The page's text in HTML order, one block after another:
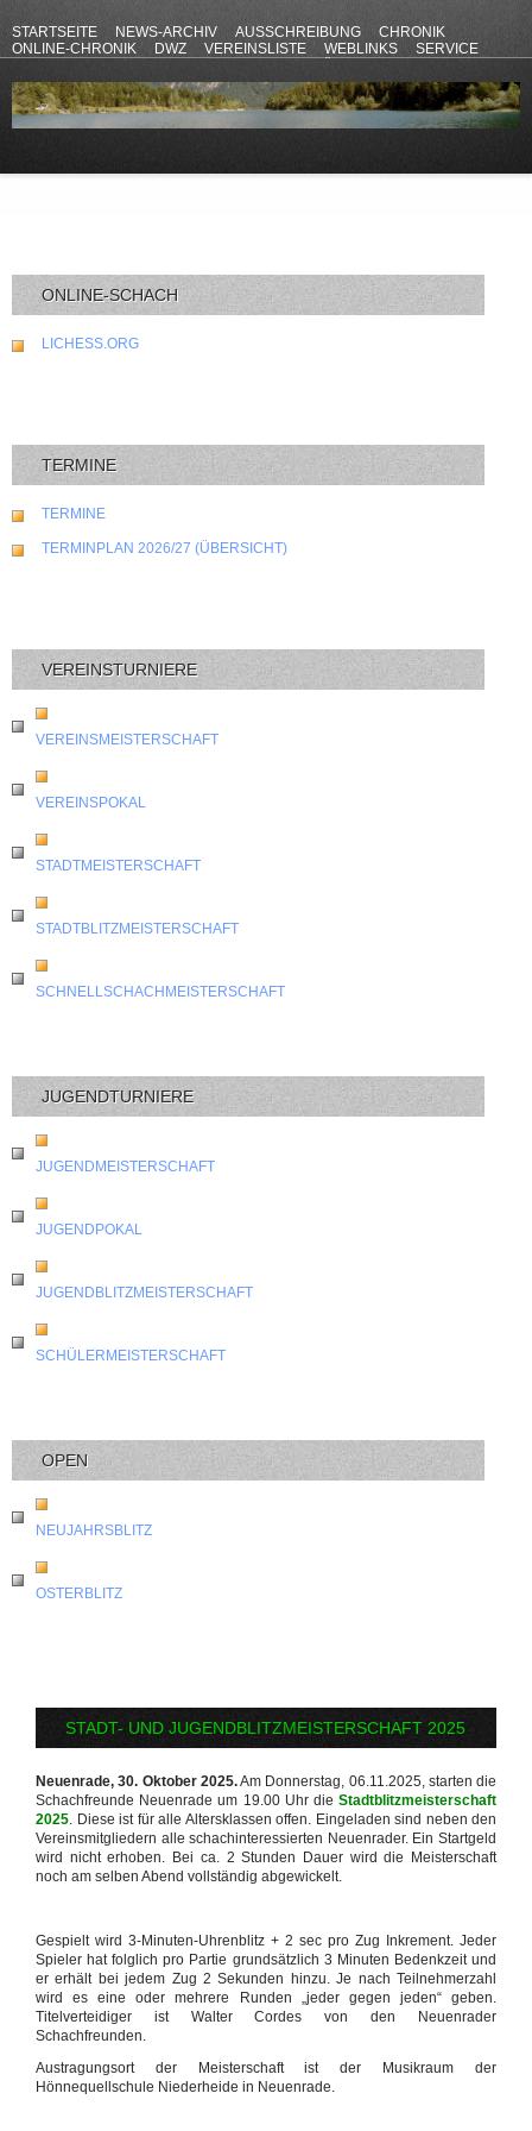
STARTSEITE NEWS-ARCHIV AUSSCHREIBUNG
CHRONIK
ONLINE-CHRONIK
DWZ VEREINSLISTE WEBLINKS
SERVICE
ONLINE-SCHACH
LICHESS.ORG
TERMINE
TERMINE
TERMINPLAN 2026/27 (ÜBERSICHT)
VEREINSTURNIERE
VEREINSMEISTERSCHAFT
VEREINSPOKAL
STADTMEISTERSCHAFT
STADTBLITZMEISTERSCHAFT
SCHNELLSCHACHMEISTERSCHAFT
JUGENDTURNIERE
JUGENDMEISTERSCHAFT
JUGENDPOKAL
JUGENDBLITZMEISTERSCHAFT
SCHÜLERMEISTERSCHAFT
OPEN
NEUJAHRSBLITZ
OSTERBLITZ
STADT- UND JUGENDBLITZMEISTERSCHAFT 2025
Neuenrade, 30. Oktober 2025.Am Donnerstag, 06.11.2025, starten die
Schachfreunde Neuenrade um 19.00 Uhr die Stadtblitzmeisterschaft
2025. Diese ist für alle Altersklassen offen. Eingeladen sind neben den
Vereinsmitgliedern alle schachinteressierten Neuenrader. Ein Startgeld
wird nicht erhoben. Bei ca. 2 Stunden Dauer wird die Meisterschaft
noch am selben Abend vollständig abgewickelt.
Gespielt wird 3-Minuten-Uhrenblitz + 2 sec pro Zug Inkrement. Jeder
Spieler hat folglich pro Partie grundsätzlich 3 Minuten Bedenkzeit und
er erhält bei jedem Zug 2 Sekunden hinzu. Je nach Teilnehmerzahl
wird es eine oder mehrere Runden „jeder gegen jeden“ geben.
Titelverteidiger ist Walter Cordes von den Neuenrader
Schachfreunden.
Austragungsort der Meisterschaft ist der Musikraum der
Hönnequellschule Niederheide in Neuenrade.